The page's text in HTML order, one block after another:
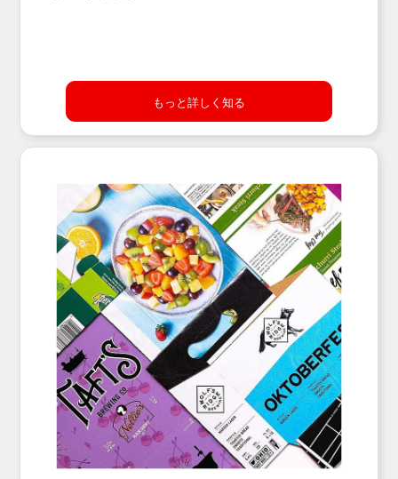
もっと詳しく知る